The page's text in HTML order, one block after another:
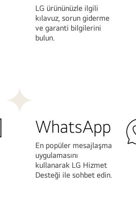
LG ürününüzle ilgili
kılavuz, sorun giderme
ve garanti bilgilerini
bulun.
WhatsApp
En popüler mesajlaşma
uygulamasını
kullanarak LG Hizmet
Desteği ile sohbet edin.